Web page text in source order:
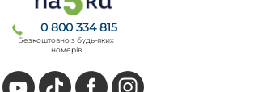
0 800 334 815
Безкоштовно з будь-яких
номерів